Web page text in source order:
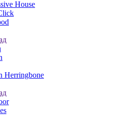
House
Herringbone